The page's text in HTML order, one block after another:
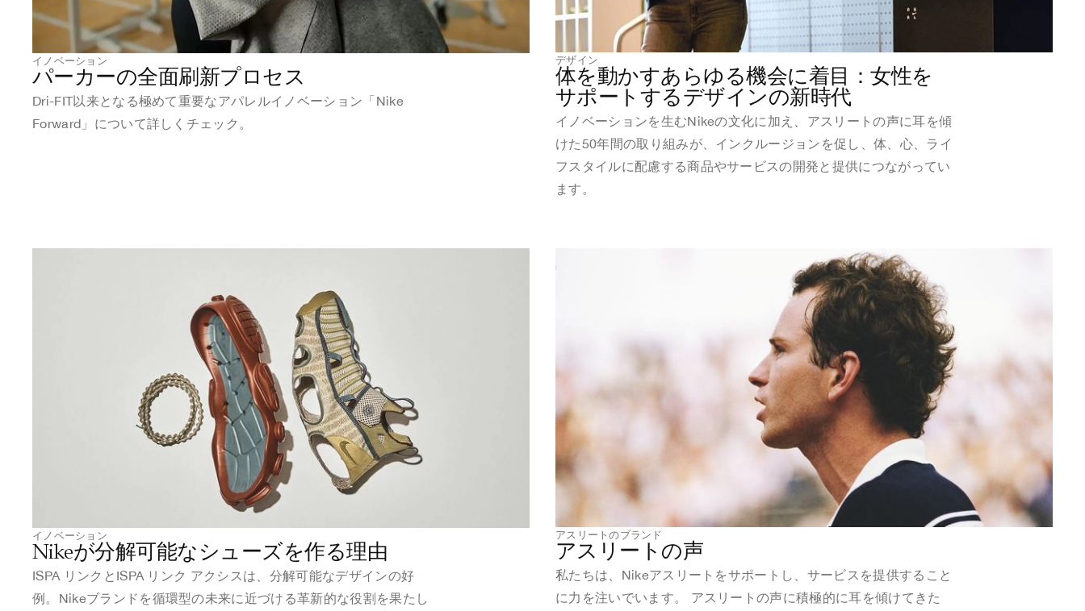
イノベーション
パーカーの全面刷新プロセス
Dri-FIT以来となる極めて重要なアパレルイノベーション「Nike
Forward」について詳しくチェック。
デザイン
体を動かすあらゆる機会に着目：女性を
サポートするデザインの新時代
イノベーションを生むNikeの文化に加え、アスリートの声に耳を傾
けた50年間の取り組みが、インクルージョンを促し、体、心、ライ
フスタイルに配慮する商品やサービスの開発と提供につながってい
ます。
イノベーション
Nikeが分解可能なシューズを作る理由
ISPA リンクとISPA リンク アクシスは、分解可能なデザインの好
例。Nikeブランドを循環型の未来に近づける革新的な役割を果たし
アスリートのブランド
アスリートの声
私たちは、Nikeアスリートをサポートし、サービスを提供すること
に力を注いでいます。 アスリートの声に積極的に耳を傾けてきた